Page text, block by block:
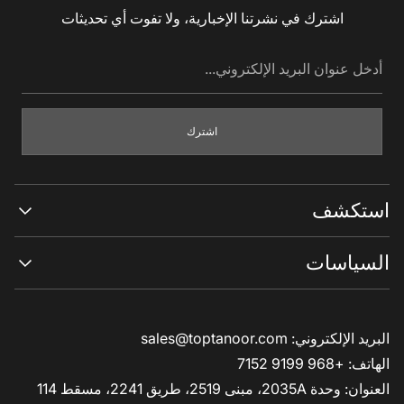
استكشف
مقارنة النماذج
السفراء
كيف تعمل؟
الأسئلة الشائعة
مدونات
السياسات
الشروط والأحكام
اشترك في نشرتنا الإخبارية، ولا تفوت أي تحديثات
الإلكتروني...
اشترك
البريد الإلكتروني: sales@toptanoor.com
الهاتف: +968 9199 7152
العنوان: وحدة 2035A، مبنى 2519، طريق 2241، مسقط 114